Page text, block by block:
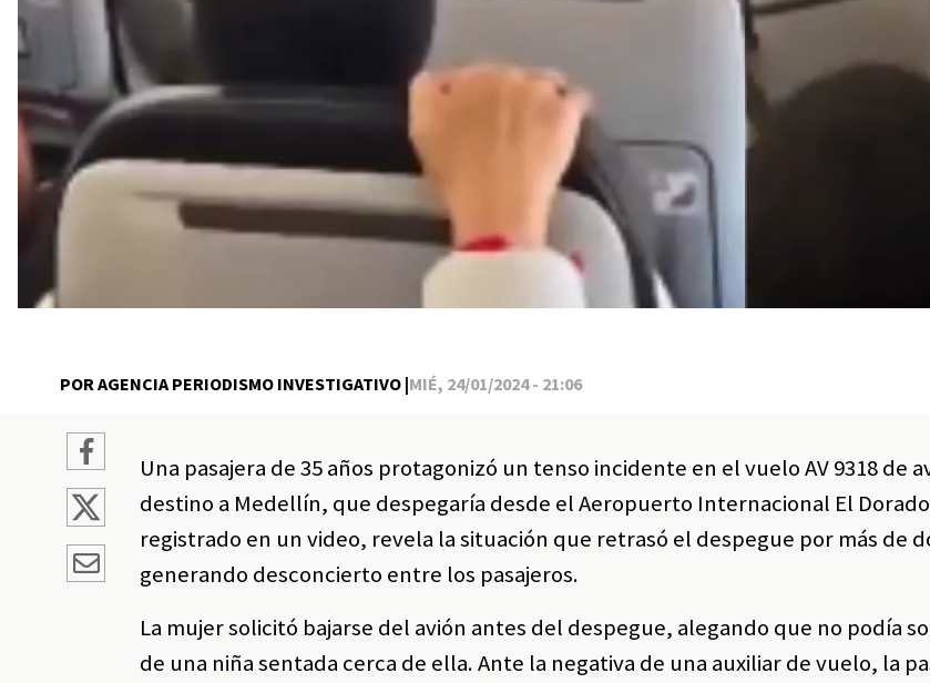
POR AGENCIA PERIODISMO INVESTIGATIVO |MIÉ, 24/01/2024 - 21:06
Una pasajera de 35 años protagonizó un tenso incidente en el vuelo AV 9318 de
destino a Medellín, que despegaría desde el Aeropuerto Internacional El
registrado en un video, revela la situación que retrasó el despegue por más de
generando desconcierto entre los pasajeros.
La mujer solicitó bajarse del avión antes del despegue, alegando que no podía
de una niña sentada cerca de ella. Ante la negativa de una auxiliar de vuelo, la